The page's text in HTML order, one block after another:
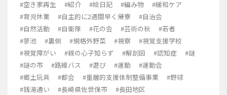
#空き家再生
#紹介 #絵日記 #編み物
#緩和ケア
#育児休業
#自主的に2週間早く帰寮
#自治会
#自然活動
#自衛隊 #花の会 #芸術の秋
#若者
#蓼池
#裏側 #規格外野菜 #視察
#視覚支援学校
#視覚障がい
#親の心子知らず #解剖図 #認知症
#謎
#謎の市
#路線バス #遊び #運動
#運動会
#郷土玩具
#都会 #重層的支援体制整備事業
#野球
#銭湯通い
#長崎県佐世保市
#長田地区